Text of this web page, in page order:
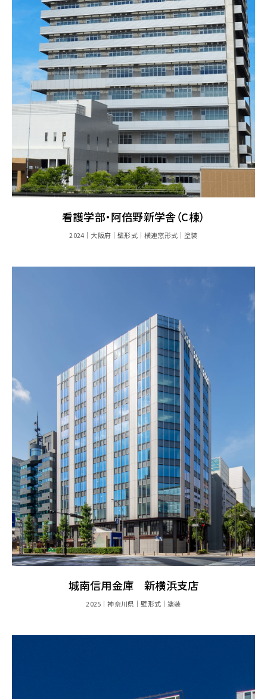
看護学部・阿倍野新学舎（C棟）
2024 大阪府 壁形式 横連窓形式 塗装
城南信用金庫 新横浜支店
2025 神奈川県 壁形式 塗装